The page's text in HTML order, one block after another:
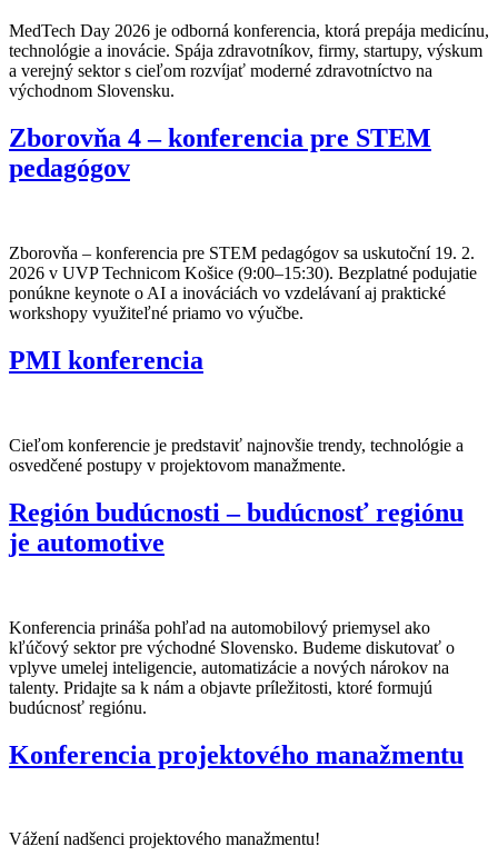
MedTech Day 2026 je odborná konferencia, ktorá prepája medicínu,
technológie a inovácie. Spája zdravotníkov, firmy, startupy, výskum
a verejný sektor s cieľom rozvíjať moderné zdravotníctvo na
východnom Slovensku.
Zborovňa 4 – konferencia pre STEM
pedagógov
Zborovňa – konferencia pre STEM pedagógov sa uskutoční 19. 2.
2026 v UVP Technicom Košice (9:00–15:30). Bezplatné podujatie
ponúkne keynote o AI a inováciách vo vzdelávaní aj praktické
workshopy využiteľné priamo vo výučbe.
PMI konferencia
Cieľom konferencie je predstaviť najnovšie trendy, technológie a
osvedčené postupy v projektovom manažmente.
Región budúcnosti – budúcnosť regiónu
je automotive
Konferencia prináša pohľad na automobilový priemysel ako
kľúčový sektor pre východné Slovensko. Budeme diskutovať o
vplyve umelej inteligencie, automatizácie a nových nárokov na
talenty. Pridajte sa k nám a objavte príležitosti, ktoré formujú
budúcnosť regiónu.
Konferencia projektového manažmentu
Vážení nadšenci projektového manažmentu!